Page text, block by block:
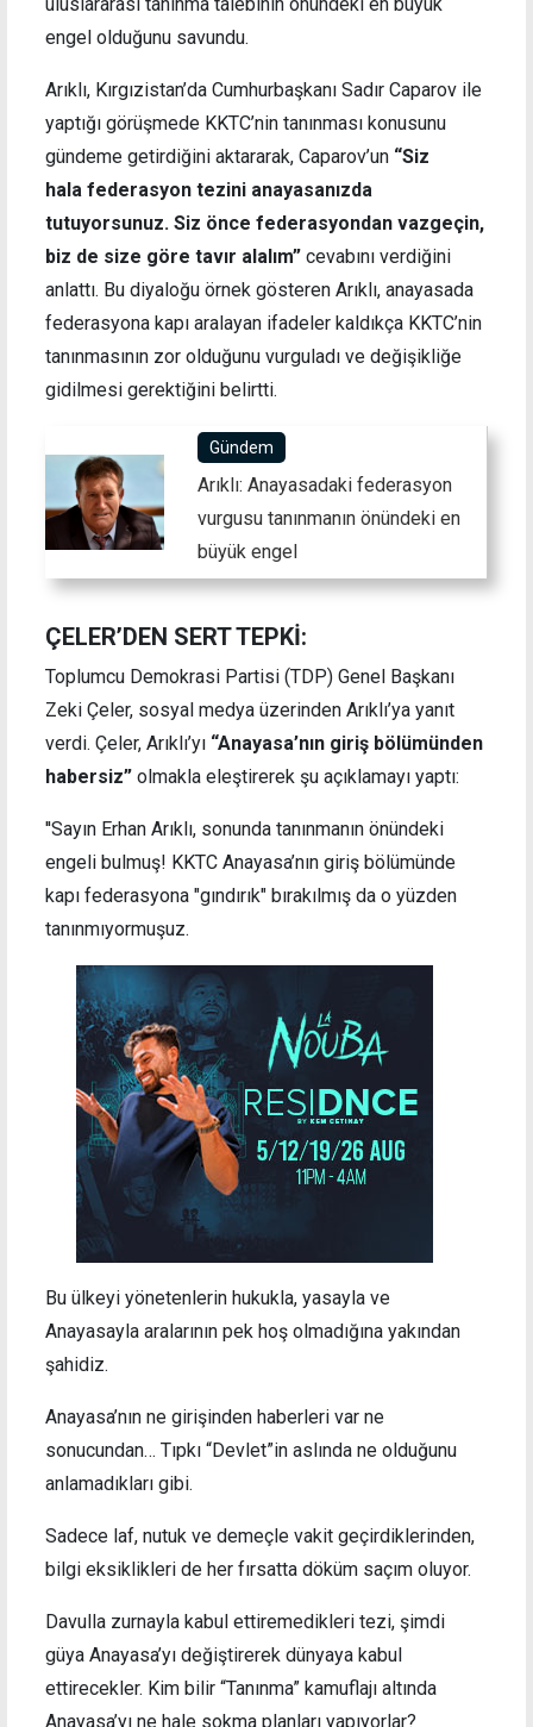
engel olduğunu savundu.
Arıklı, Kırgızistan’da Cumhurbaşkanı Sadır Caparov ile
yaptığı görüşmede KKTC’nin tanınması konusunu
gündeme getirdiğini aktararak, Caparov’un “Siz
hala federasyon tezini anayasanızda
tutuyorsunuz. Siz önce federasyondan vazgeçin,
biz de size göre tavır alalım” cevabını verdiğini
anlattı. Bu diyaloğu örnek gösteren Arıklı, anayasada
federasyona kapı aralayan ifadeler kaldıkça KKTC’nin
tanınmasının zor olduğunu vurguladı ve değişikliğe
gidilmesi gerektiğini belirtti.
Gündem
Arıklı: Anayasadaki federasyon
vurgusu tanınmanın önündeki en
büyük engel
ÇELER’DEN SERT TEPKİ:
Toplumcu Demokrasi Partisi (TDP) Genel Başkanı
Zeki Çeler, sosyal medya üzerinden Arıklı’ya yanıt
verdi. Çeler, Arıklı’yı “Anayasa’nın giriş bölümünden
habersiz” olmakla eleştirerek şu açıklamayı yaptı:
''Sayın Erhan Arıklı, sonunda tanınmanın önündeki
engeli bulmuş! KKTC Anayasa’nın giriş bölümünde
kapı federasyona "gındırık" bırakılmış da o yüzden
tanınmıyormuşuz.
Bu ülkeyi yönetenlerin hukukla, yasayla ve
Anayasayla aralarının pek hoş olmadığına yakından
şahidiz.
Anayasa’nın ne girişinden haberleri var ne
sonucundan… Tıpkı “Devlet”in aslında ne olduğunu
anlamadıkları gibi.
Sadece laf, nutuk ve demeçle vakit geçirdiklerinden,
bilgi eksiklikleri de her fırsatta döküm saçım oluyor.
Davulla zurnayla kabul ettiremedikleri tezi, şimdi
güya Anayasa’yı değiştirerek dünyaya kabul
ettirecekler. Kim bilir “Tanınma” kamuflajı altında
Anayasa’yı ne hale sokma planları yapıyorlar?